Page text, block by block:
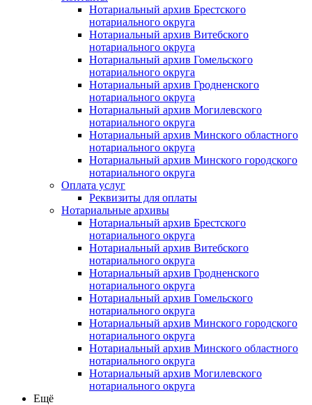
Нотариальный архив Брестского
нотариального округа
Нотариальный архив Витебского
нотариального округа
Нотариальный архив Гомельского
нотариального округа
Нотариальный архив Гродненского
нотариального округа
Нотариальный архив Могилевского
нотариального округа
Нотариальный архив Минского областного
нотариального округа
Нотариальный архив Минского городского
нотариального округа
Оплата услуг
Реквизиты для оплаты
Нотариальные архивы
Нотариальный архив Брестского
нотариального округа
Нотариальный архив Витебского
нотариального округа
Нотариальный архив Гродненского
нотариального округа
Нотариальный архив Гомельского
нотариального округа
Нотариальный архив Минского городского
нотариального округа
Нотариальный архив Минского областного
нотариального округа
Нотариальный архив Могилевского
нотариального округа
Ещё